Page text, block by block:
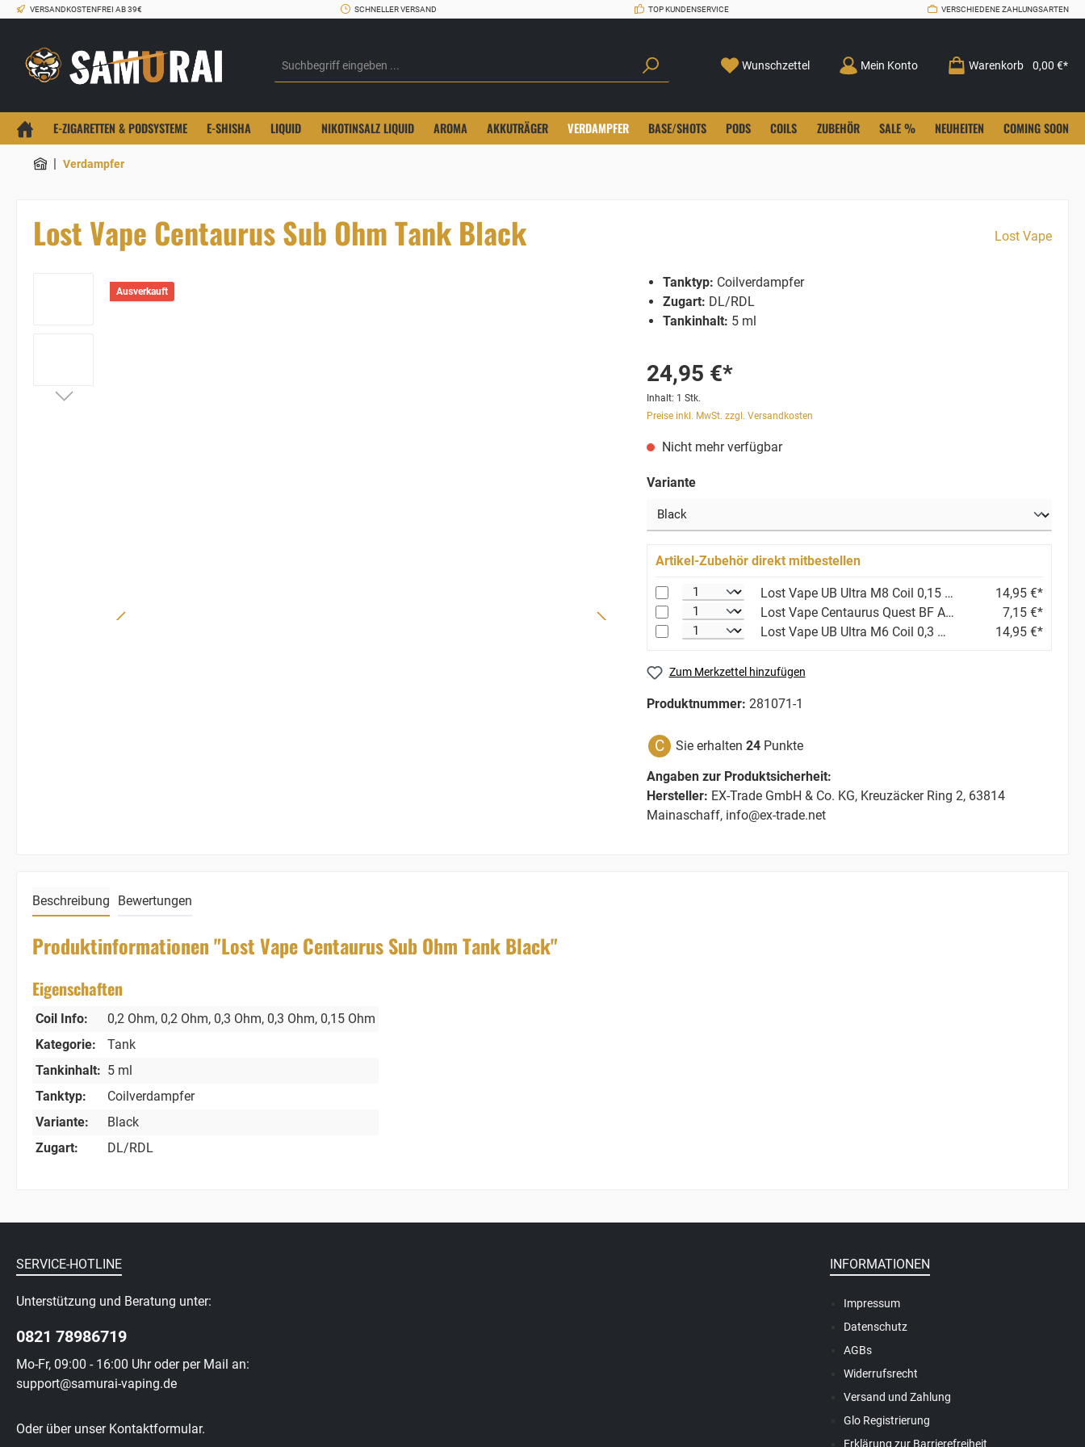
VERSANDKOSTENFREI AB 39€ SCHNELLER VERSAND TOP KUNDENSERVICE VERSCHIEDENE ZAHLUNGSARTEN
Wunschzettel Mein Konto Warenkorb 0,00 €*
E-ZIGARETTEN & PODSYSTEME E-SHISHA LIQUID NIKOTINSALZ LIQUID AROMA AKKUTRÄGER VERDAMPFER BASE/SHOTS PODS COILS ZUBEHÖR SALE % NEUHEITEN COMING SOON
| Verdampfer
Lost Vape Centaurus Sub Ohm Tank Black Lost Vape
Ausverkauft
Tanktyp: Coilverdampfer
Zugart: DL/RDL
Tankinhalt: 5 ml
24,95 €*
Inhalt: 1 Stk.
Preise inkl. MwSt. zzgl. Versandkosten
Nicht mehr verfügbar
Variante
Artikel-Zubehör direkt mitbestellen
Lost Vape UB Ultra M8 Coil 0,15 Ohm (Centaurus B80 AIO) Variante: DM3 0,15 Ohm
14,95 €*
Lost Vape Centaurus Quest BF Aufbewahrungsflasche
7,15 €*
Lost Vape UB Ultra M6 Coil 0,3 Ohm (Centaurus B80 AIO) Variante: 0,3 Ohm
14,95 €*
Zum Merkzettel hinzufügen
Produktnummer: 281071-1
C Sie erhalten 24 Punkte
Angaben zur Produktsicherheit:
Hersteller: EX-Trade GmbH & Co. KG, Kreuzäcker Ring 2, 63814
Mainaschaff, info@ex-trade.net
Beschreibung Bewertungen
Produktinformationen "Lost Vape Centaurus Sub Ohm Tank Black"
Eigenschaften
Coil Info: 0,2 Ohm, 0,2 Ohm, 0,3 Ohm, 0,3 Ohm, 0,15 Ohm
Kategorie:
Tank
Tankinhalt: 5 ml
Tanktyp:
Coilverdampfer
Variante:
Black
Zugart:
DL/RDL
SERVICE-HOTLINE
Unterstützung und Beratung unter:
0821 78986719
Mo-Fr, 09:00 - 16:00 Uhr oder per Mail an:
support@samurai-vaping.de
Oder über unser Kontaktformular.
INFORMATIONEN
Impressum
Datenschutz
AGBs
Widerrufsrecht
Versand und Zahlung
Glo Registrierung
Erklärung zur Barrierefreiheit